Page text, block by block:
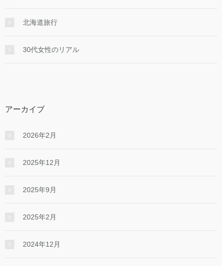
北海道旅行
30代女性のリアル
アーカイブ
2026年2月
2025年12月
2025年9月
2025年2月
2024年12月